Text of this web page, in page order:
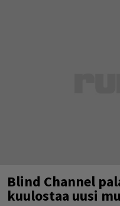
Blind Channel
kuulostaa uusi